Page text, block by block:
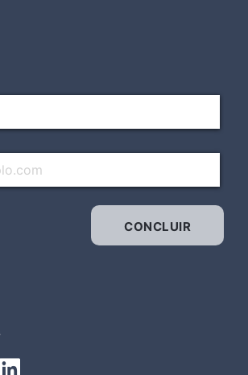
INSTALADOR PREDIAL DE BAIXA
DA INFORMAÇÃO (TI)